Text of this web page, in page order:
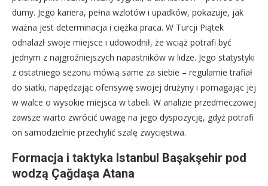
dumy. Jego kariera, pełna wzlotów i upadków, pokazuje, jak
ważna jest determinacja i ciężka praca. W Turcji Piątek
odnalazł swoje miejsce i udowodnił, że wciąż potrafi być
jednym z najgroźniejszych napastników w lidze. Jego statystyki
z ostatniego sezonu mówią same za siebie – regularnie trafiał
do siatki, napędzając ofensywę swojej drużyny i pomagając jej
w walce o wysokie miejsca w tabeli. W analizie przedmeczowej
zawsze warto zwrócić uwagę na jego dyspozycję, gdyż potrafi
on samodzielnie przechylić szalę zwycięstwa.
Formacja i taktyka Istanbul Başakşehir pod
wodzą Çağdaşa Atana